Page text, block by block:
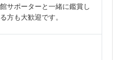
サポーターと一緒に鑑賞し
方も大歓迎です。